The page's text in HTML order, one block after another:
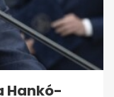
Hankó-